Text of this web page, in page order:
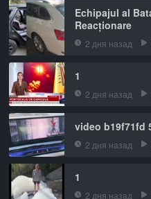
Echipajul al
Reacționare
2 дня назад
1
2 дня назад
video b19f71fd
2 дня назад
1
2 дня назад